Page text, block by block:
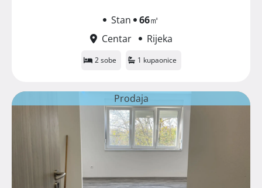
Stan 66㎡
Centar
Rijeka
2 sobe 1 kupaonice
Prodaja